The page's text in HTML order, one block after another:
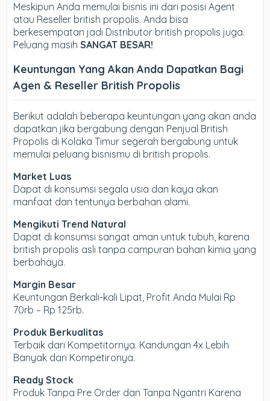
Meskipun Anda memulai bisnis ini dari posisi Agent
atau Reseller british propolis. Anda bisa
berkesempatan jadi Distributor british propolis juga.
Peluang masihSANGAT BESAR!
Keuntungan Yang Akan Anda Dapatkan Bagi
Agen & Reseller British Propolis
Berikut adalah beberapa keuntungan yang akan anda
dapatkan jika bergabung dengan Penjual British
Propolis di Kolaka Timur segerah bergabung untuk
memulai peluang bisnismu di british propolis.
Market Luas
Dapat di konsumsi segala usia dan kaya akan
manfaat dan tentunya berbahan alami.
Mengikuti Trend Natural
Dapat di konsumsi sangat aman untuk tubuh, karena
british propolis asli tanpa campuran bahan kimia yang
berbahaya.
Margin Besar
Keuntungan Berkali-kali Lipat, Profit Anda Mulai Rp
70rb – Rp 125rb.
Produk Berkualitas
Terbaik dari Kompetitornya. Kandungan 4x Lebih
Banyak dari Kompetironya.
Ready Stock
Produk Tanpa Pre Order dan Tanpa Ngantri Karena